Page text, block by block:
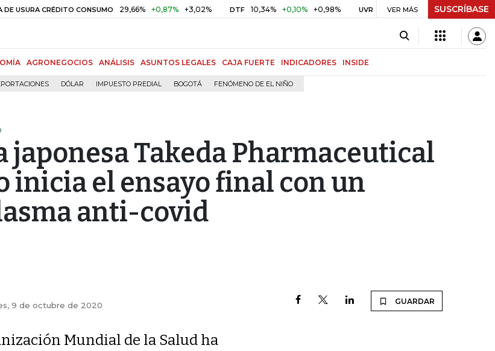
CRÉDITO CONSUMO 29,66% +0,87% +3,02% DTF 10,34% +0,10% +0,98% UVR $ 416,81 +$ 0,05 +0,01% BITCOIN
VER MÁS SUSCRÍBASE
AGRONEGOCIOS ANÁLISIS ASUNTOS LEGALES CAJA FUERTE INDICADORES INSIDE
DÓLAR IMPUESTO PREDIAL BOGOTÁ FENÓMENO DE EL NIÑO
japonesa Takeda Pharmaceutical
inicia el ensayo final con un
anti-covid
9 de octubre de 2020 GUARDAR
Mundial de la Salud ha